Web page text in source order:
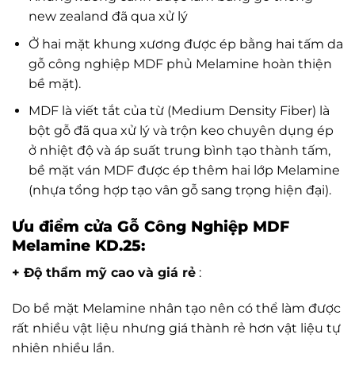
new zealand đã qua xử lý
Ở hai mặt khung xương được ép bằng hai tấm da
gỗ công nghiệp MDF phủ Melamine hoàn thiện
bề mặt).
MDF là viết tắt của từ (Medium Density Fiber) là
bột gỗ đã qua xử lý và trộn keo chuyên dụng ép
ở nhiệt độ và áp suất trung bình tạo thành tấm,
bề mặt ván MDF được ép thêm hai lớp Melamine
(nhựa tổng hợp tạo vân gỗ sang trọng hiện đại).
Ưu điểm cửa Gỗ Công Nghiệp MDF
Melamine KD.25:
+ Độ thẩm mỹ cao và giá rẻ :
Do bề mặt Melamine nhân tạo nên có thể làm được
rất nhiều vật liệu nhưng giá thành rẻ hơn vật liệu tự
nhiên nhiều lần.